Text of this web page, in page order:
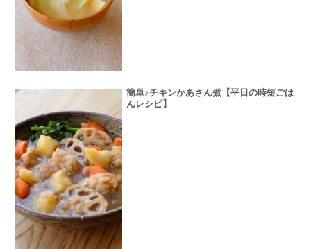
簡単♪チキンかあさん煮【平日の時短ごは
んレシピ】